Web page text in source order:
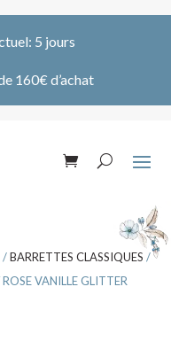
5 jours
160€ d’achat
/BARRETTES CLASSIQUES /
VANILLE GLITTER